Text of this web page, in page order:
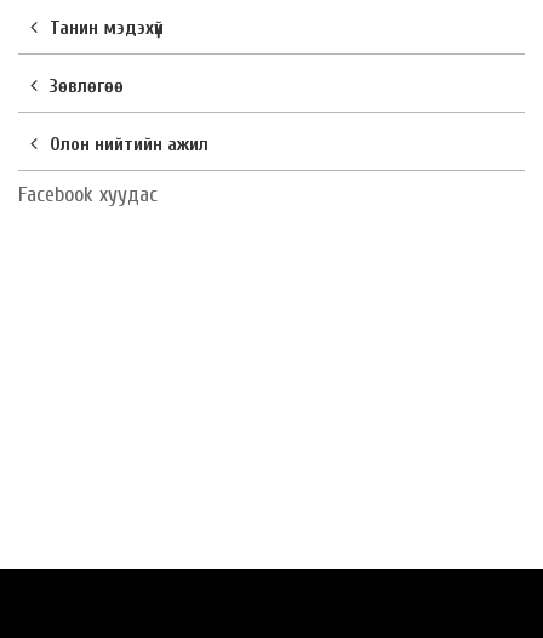
Танин мэдэхүй
Зөвлөгөө
Олон нийтийн ажил
Facebook хуудас